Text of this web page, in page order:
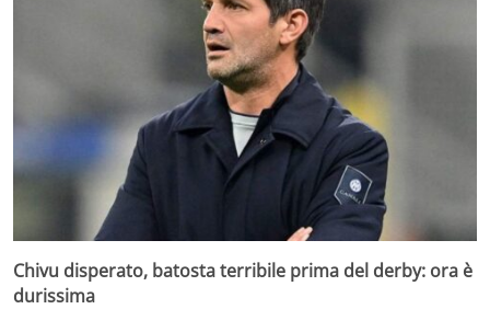
Chivu disperato, batosta terribile prima del derby: ora è
durissima